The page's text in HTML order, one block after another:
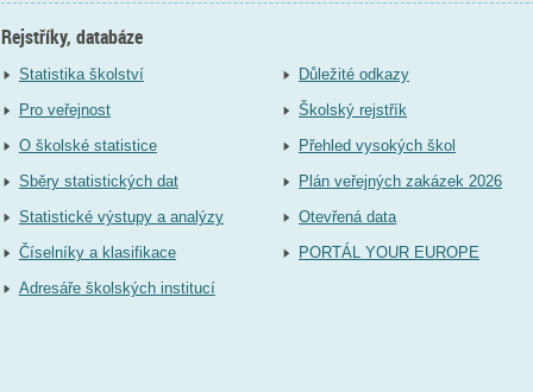
Rejstříky, databáze
Statistika školství
Pro veřejnost
O školské statistice
Sběry statistických dat
Statistické výstupy a analýzy
Číselníky a klasifikace
Adresáře školských institucí
Důležité odkazy
Školský rejstřík
Přehled vysokých škol
Plán veřejných zakázek 2026
Otevřená data
PORTÁL YOUR EUROPE